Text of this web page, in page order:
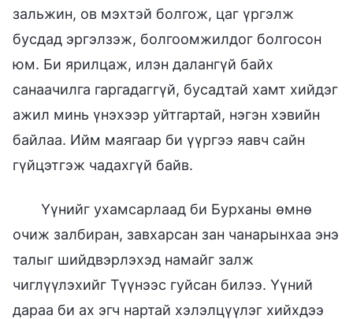
зальжин, ов мэхтэй болгож, цаг үргэлж
бусдад эргэлзэж, болгоомжилдог болгосон
юм. Би ярилцаж, илэн далангүй байх
санаачилга гаргадаггүй, бусадтай хамт хийдэг
ажил минь үнэхээр уйтгартай, нэгэн хэвийн
байлаа. Ийм маягаар би үүргээ яавч сайн
гүйцэтгэж чадахгүй байв.
Үүнийг ухамсарлаад би Бурханы өмнө
очиж залбиран, завхарсан зан чанарынхаа энэ
талыг шийдвэрлэхэд намайг залж
чиглүүлэхийг Түүнээс гуйсан билээ. Үүний
дараа би ах эгч нартай хэлэлцүүлэг хийхдээ